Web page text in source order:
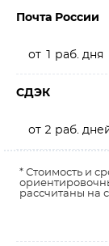
Почта России
от 1 раб. дня
СДЭК
от 2 раб.
* Стоимость и
рассчитаны на